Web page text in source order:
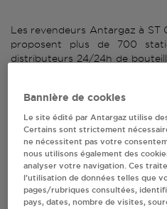
Les revendeurs Antargaz à ST
proposent plus de 700
distributeurs 24/24h de
distributeurs de bouteilles de
2
à ST
Bannière de cookies
Le site édité par Antargaz utilise
Certains sont strictement
ne nécessitent pas votre
nous utilisons également des
analyser votre navigation. Ces
l’utilisation de données telles que
pages/rubriques consultées,
pays, dates, nombre de visites,